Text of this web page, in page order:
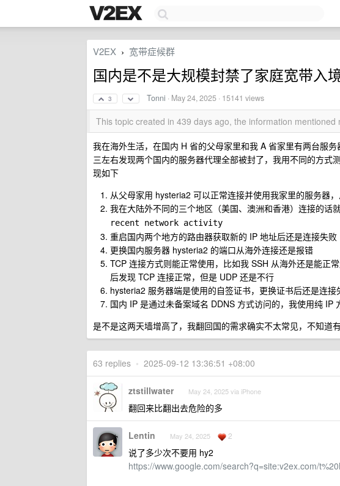
V2EX › 宽带症候群
国内是不是大规模封禁了家庭宽带入
3 Tonni · May 24, 2025 · 15141 views
This topic created in 439 days ago, the information
我在海外生活，在国内 H 省的父母家里和我 A 省家里有两台服
三左右发现两个国内的服务器代理全部被封了，我用不同的方式
现如下
从父母家用 hysteria2 可以正常连接并使用我家里的服务器
我在大陆外不同的三个地区（美国、澳洲和香港）连接的话
recent network activity
重启国内两个地方的路由器获取新的 IP 地址后还是连接失败
更换国内服务器 hysteria2 的端口从海外连接还是报错
TCP 连接方式则能正常使用，比如我 SSH 从海外还是能正
后发现 TCP 连接正常，但是 UDP 还是不行
hysteria2 服务器端是使用的自签证书，更换证书后还是连接
国内 IP 是通过未备案域名 DDNS 方式访问的，我使用纯 IP
是不是这两天墙增高了，我翻回国的需求确实不太常见，不知道
63 replies • 2025-09-12 13:36:51 +08:00
ztstillwater May 24, 2025 via iPhone
翻回来比翻出去危险的多
Lentin May 24, 2025 2
说了多少次不要用 hy2
https://www.google.com/search?q=site:v2ex.com/